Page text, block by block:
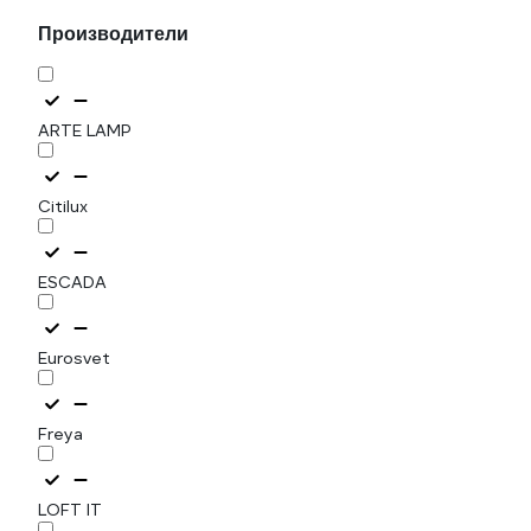
Производители
ARTE LAMP
Citilux
ESCADA
Eurosvet
Freya
LOFT IT